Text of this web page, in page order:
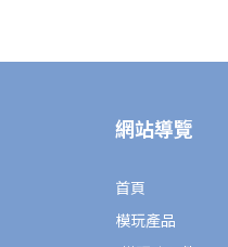
網站導覽
首頁
模玩產品